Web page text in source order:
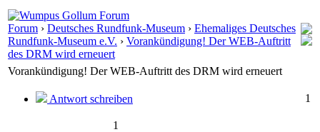
Forum › Deutsches Rundfunk-Museum › Ehemaliges Deutsches
Rundfunk-Museum e.V. › Vorankündigung! Der WEB-Auftritt
des DRM wird erneuert
Vorankündigung! Der WEB-Auftritt des DRM wird erneuert
Antwort schreiben 1
1